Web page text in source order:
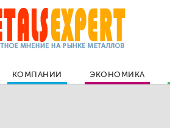
КОМПАНИИ ЭКОНОМИКА